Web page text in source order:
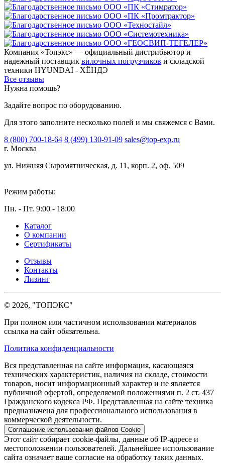
Компания «Топэкс» — официальный дистрибьютор и
надежный поставщик вилочных погрузчиков и складской
техники HYUNDAI - ХЁНДЭ
Все отзывы
Нужна помощь?
Задайте вопрос по оборудованию.
Для этого заполните несколько полей и мы свяжемся с Вами.
8 (800) 700-18-64 8 (499) 130-91-09 sales@top-exp.ru
г. Москва
ул. Нижняя Сыромятническая, д. 11, корп. 2, оф. 509
Режим работы:
Пн. - Пт. 9:00 - 18:00
Каталог
О компании
Сертификаты
Отзывы
Контакты
Лизинг
© 2026, "ТОПЭКС"
При полном или частичном использовании материалов
ссылка на сайт обязательна.
Политика конфиденциальности
Вся представленная на сайте информация, касающаяся
технических характеристик, наличия на складе, стоимости
товаров, носит информационный характер и не является
публичной офертой, определяемой положениями п. 2 ст. 437
Гражданского кодекса РФ. Представленная на сайте техника
предназначена для профессионального использования в
коммерческой деятельности.
Соглашение использования файлов Cookie
Этот сайт собирает cookie-файлы, данные об IP-адресе и
местоположении пользователей. Дальнейшее использование
сайта означает ваше согласие на обработку таких данных.